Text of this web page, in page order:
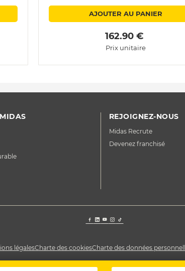
AJOUTER AU PANIER
162.90 €
Prix unitaire
REJOIGNEZ-NOUS
Midas Recrute
Devenez franchisé
légalesCharte des cookiesCharte des données